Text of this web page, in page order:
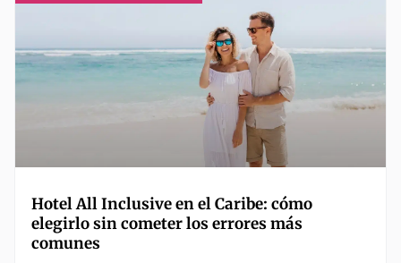
Hotel All Inclusive en el Caribe: cómo
elegirlo sin cometer los errores más
comunes